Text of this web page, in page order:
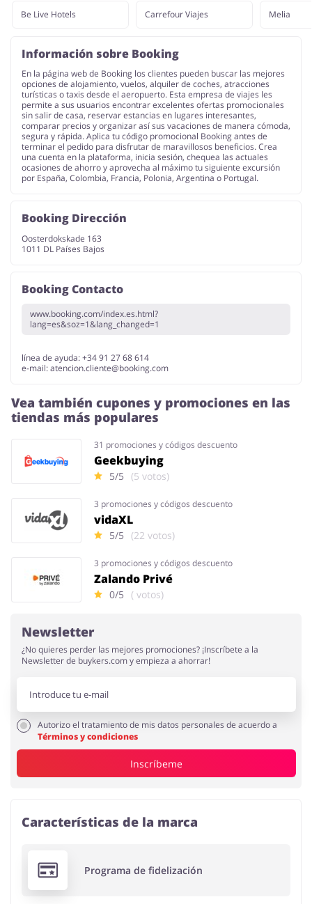
Joyería y Accesorios Libros y Entretenimiento
Lencería y Erótica Motorización
Oficina
Be Live Hotels Carrefour Viajes Melia
Información sobre Booking
En la página web de Booking los clientes pueden buscar las mejores
opciones de alojamiento, vuelos, alquiler de coches, atracciones
turísticas o taxis desde el aeropuerto. Esta empresa de viajes les
permite a sus usuarios encontrar excelentes ofertas promocionales
sin salir de casa, reservar estancias en lugares interesantes,
comparar precios y organizar así sus vacaciones de manera cómoda,
segura y rápida. Aplica tu código promocional Booking antes de
terminar el pedido para disfrutar de maravillosos beneficios. Crea
una cuenta en la plataforma, inicia sesión, chequea las actuales
ocasiones de ahorro y aprovecha al máximo tu siguiente excursión
por España, Colombia, Francia, Polonia, Argentina o Portugal.
Booking Dirección
Oosterdokskade 163
1011 DL Países Bajos
Booking Contacto
www.booking.com/index.es.html?
lang=es&soz=1&lang_changed=1
línea de ayuda: +34 91 27 68 614
e-mail:atencion.cliente@booking.com
Vea también cupones y promociones en las
tiendas más populares
31 promociones y códigos descuento
Geekbuying
5/5 (5 votos)
3 promociones y códigos descuento
vidaXL
5/5 (22 votos)
3 promociones y códigos descuento
Zalando Privé
0/5 ( votos)
Newsletter
¿No quieres perder las mejores promociones? ¡Inscríbete a la
Newsletter de buykers.com y empieza a ahorrar!
Autorizo el tratamiento de mis datos personales de acuerdo a
Términos y condiciones
Inscríbeme
Características de la marca
Programa de fidelización